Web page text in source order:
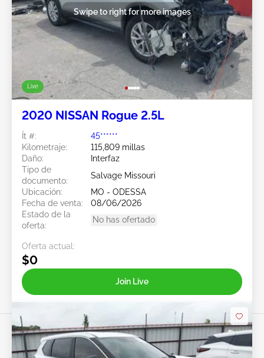
Live
Swipe to right for more images
2020 NISSAN Rogue 2.5L
Ít #:
45******
Kilometraje:
115,809 millas
Daño:
Interfaz
Tipo de
documento:
Salvage Missouri
Ubicación:
MO - ODESSA
Fecha de venta:
08/06/2026
Estado de la
oferta:
No has ofertado
Oferta actual:
$0
Join Live